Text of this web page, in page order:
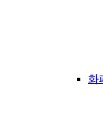
화